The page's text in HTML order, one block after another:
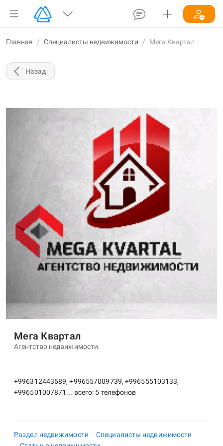
Главная / Специалисты недвижимости / Мега Квартал
Назад
Мега Квартал
Агентство недвижимости
+996312443689, +996557009739, +996555103133,
+996501007871... всего: 5 телефонов
Раздел недвижимости
Специалисты недвижимости